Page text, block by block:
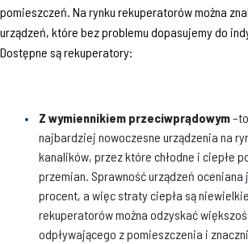
pomieszczeń. Na rynku rekuperatorów można
urządzeń, które bez problemu dopasujemy do
Dostępne są rekuperatory:
Z wymiennikiem przeciwprądowym
najbardziej nowoczesne urządzenia na
kanalików, przez które chłodne i ciepłe
przemian. Sprawność urządzeń oceniana
procent, a więc straty ciepła są
rekuperatorów można odzyskać
odpływającego z pomieszczenia i